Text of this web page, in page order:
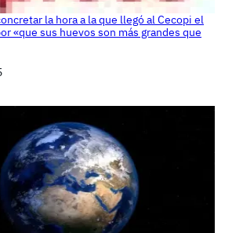
la hora a la que llegó al Cecopi el
«que sus huevos son más grandes que